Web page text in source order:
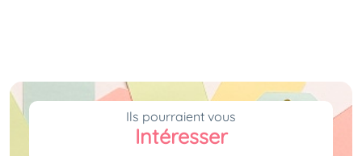
Ils pourraient vous
Intéresser